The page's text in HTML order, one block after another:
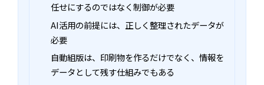
任せにするのではなく制御が必要
AI活用の前提には、正しく整理されたデータが
必要
自動組版は、印刷物を作るだけでなく、情報を
データとして残す仕組みでもある